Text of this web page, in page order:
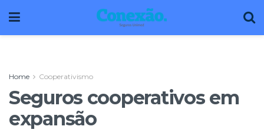
Home Cooperativismo
Seguros cooperativos em
expansão